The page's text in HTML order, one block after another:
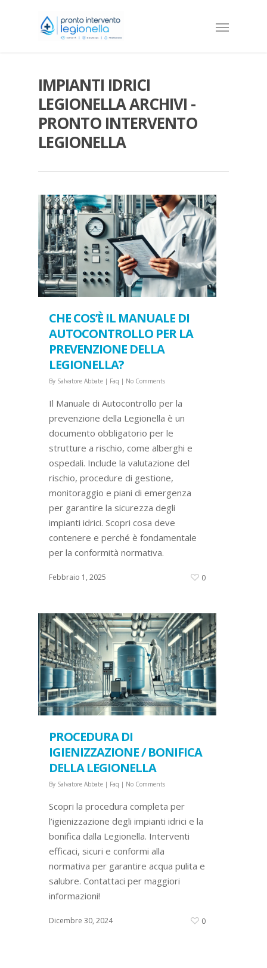
IMPIANTI IDRICI
LEGIONELLA ARCHIVI -
PRONTO INTERVENTO
LEGIONELLA
CHE COS’È IL MANUALE DI
AUTOCONTROLLO PER LA
PREVENZIONE DELLA
LEGIONELLA?
By Salvatore Abbate | Faq | No Comments
Il Manuale di Autocontrollo per la
prevenzione della Legionella è un
documento obbligatorio per le
strutture a rischio, come alberghi e
ospedali. Include la valutazione del
rischio, procedure di gestione,
monitoraggio e piani di emergenza
per garantire la sicurezza degli
impianti idrici. Scopri cosa deve
contenere e perché è fondamentale
per la conformità normativa.
Febbraio 1, 2025 0
PROCEDURA DI
IGIENIZZAZIONE / BONIFICA
DELLA LEGIONELLA
By Salvatore Abbate | Faq | No Comments
Scopri la procedura completa per
l’igienizzazione degli impianti idrici e la
bonifica dalla Legionella. Interventi
efficaci, sicuri e conformi alla
normativa per garantire acqua pulita e
salubre. Contattaci per maggiori
informazioni!
Dicembre 30, 2024 0